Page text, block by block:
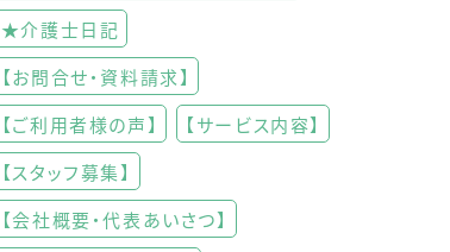
★介護士日記
【お問合せ・資料請求】
【ご利用者様の声】
【サービス内容】
【スタッフ募集】
【会社概要・代表あいさつ】